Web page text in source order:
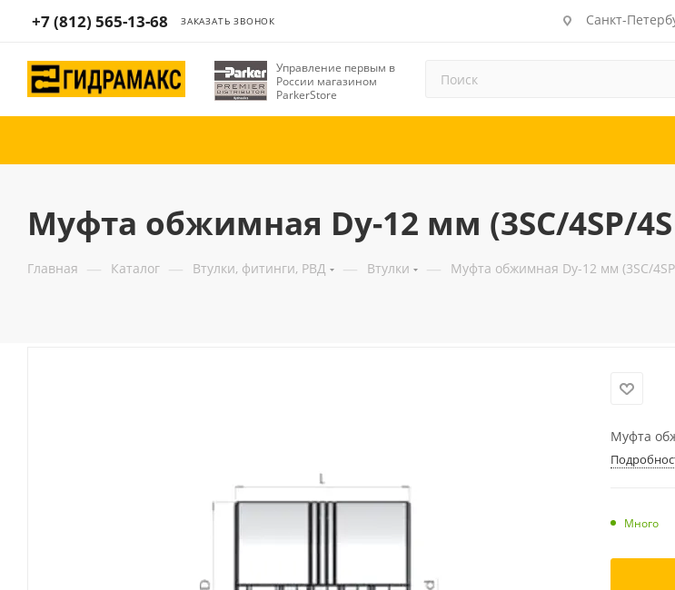
+7 (812) 565-13-68 ЗАКАЗАТЬ ЗВОНОК Санкт-
Управление первым в
России магазином
ParkerStore
Муфта обжимная Dу-12 мм (3SC/4SP/
Главная — Каталог — Втулки, фитинги, РВД — Втулки — Муфта обжимная Dу-12 мм (3SC/
Муфта
Много